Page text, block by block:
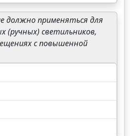
должно применяться для
(ручных) светильников,
с повышенной